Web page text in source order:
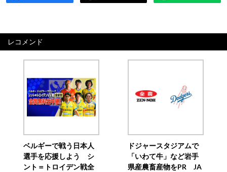
レコメンド
ベルギーで戦う日本人
選手を応援しよう シ
ント＝トロイデン戦全
ドジャースタジアムで
「いわて牛」など岩手
県産農畜産物をPR JA